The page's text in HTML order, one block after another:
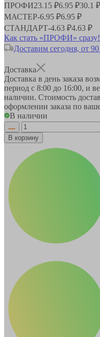
ПРОФИ23.15 ₽6.95 ₽30.1 ₽
МАСТЕР-6.95 ₽6.95 ₽
СТАНДАРТ-4.63 ₽4.63 ₽
Как стать «ПРОФИ» сразу!
Доставим сегодня, от
Доставка
Доставка в день заказа
период с 8:00 до 16:00, и
наличии. Стоимость
оформлении заказа по
В наличии
В корзину